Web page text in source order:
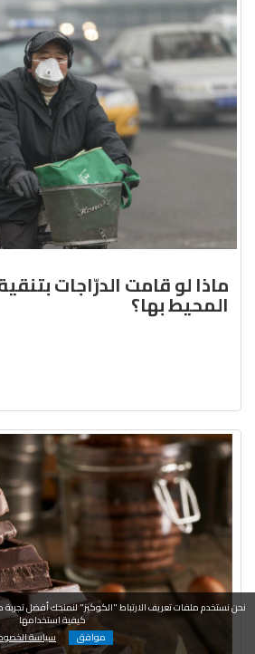
ماذا لو قامت الدرّاجات
المحيط بها؟
نحن نستخدم ملفات تعريف الارتباط "الكوكيز" لنمنحك أفضل
كيفية استخدامها
موافق
سياسة